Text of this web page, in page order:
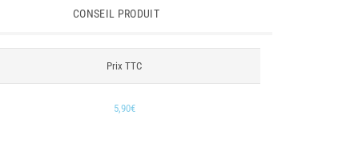
CONSEIL PRODUIT
Prix TTC
5,90€